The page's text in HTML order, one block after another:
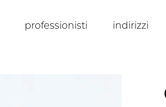
professionisti indirizzi